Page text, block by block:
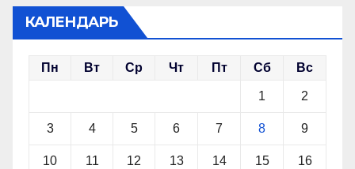
КАЛЕНДАРЬ
Пн Вт Ср Чт Пт Сб Вс
1 2
3 4 5 6 7 8 9
10 11 12 13 14 15 16